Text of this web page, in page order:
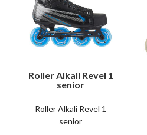
Roller Alkali Revel 1
senior
Roller Alkali Revel 1
senior